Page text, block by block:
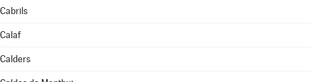
Cabrils
Calaf
Calders